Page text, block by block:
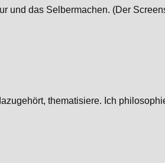
und das Selbermachen. (Der
thematisiere. Ich